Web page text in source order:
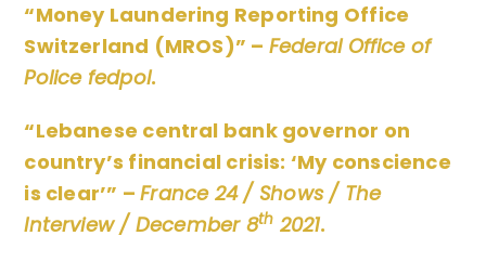
“Money Laundering Reporting Office
Switzerland (MROS)” – Federal Office of
Police fedpol.
“Lebanese central bank governor on
country’s financial crisis: ‘My conscience
is clear’” –France 24 / Shows / The
Interview / December 8th 2021.